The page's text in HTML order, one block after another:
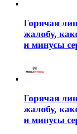
Горячая
жалобу,
и минусы
Горячая
жалобу,
и минусы